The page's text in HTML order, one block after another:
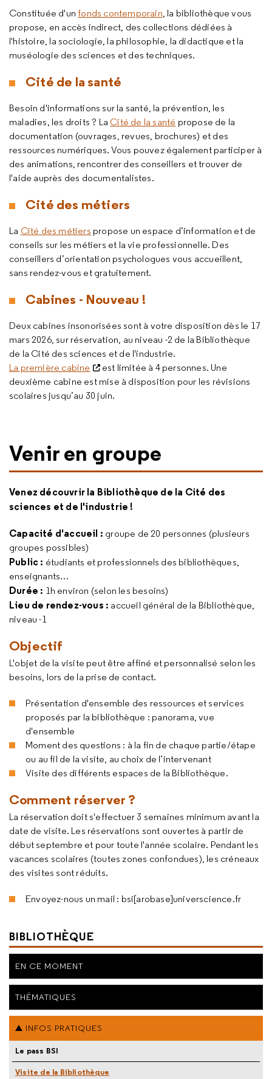
Constituée d'unfonds contemporain, la bibliothèque vous
propose, en accès indirect, des collections dédiées à
l'histoire, la sociologie, la philosophie, la didactique et la
muséologie des sciences et des techniques.
Cité de la santé
Besoin d'informations sur la santé, la prévention, les
maladies, les droits ? La Cité de la santé propose de la
documentation (ouvrages, revues, brochures) et des
ressources numériques. Vous pouvez également participer à
des animations, rencontrer des conseillers et trouver de
l'aide auprès des documentalistes.
Cité des métiers
La Cité des métiers propose un espace d’information et de
conseils sur les métiers et la vie professionnelle. Des
conseillers d’orientation psychologues vous accueillent,
sans rendez-vous et gratuitement.
Cabines - Nouveau !
Deux cabines insonorisées sont à votre disposition dès le 17
mars 2026, sur réservation, au niveau -2 de la Bibliothèque
de la Cité des sciences et de l'industrie.
La première cabine
est limitée à 4 personnes. Une
deuxième cabine est mise à disposition pour les révisions
scolaires jusqu’au 30 juin.
Venir en groupe
Venez découvrir la Bibliothèque de la Cité des
sciences et de l'industrie !
Capacité d'accueil : groupe de 20 personnes (plusieurs
groupes possibles)
Public : étudiants et professionnels des bibliothèques,
enseignants…
Durée : 1h environ (selon les besoins)
Lieu de rendez-vous : accueil général de la Bibliothèque,
niveau -1
Objectif
L'objet de la visite peut être affiné et personnalisé selon les
besoins, lors de la prise de contact.
Présentation d'ensemble des ressources et services
proposés par la bibliothèque : panorama, vue
d'ensemble
Moment des questions : à la fin de chaque partie/étape
ou au fil de la visite, au choix de l’intervenant
Visite des différents espaces de la Bibliothèque.
Comment réserver ?
La réservation doit s'effectuer 3 semaines minimum avant la
date de visite. Les réservations sont ouvertes à partir de
début septembre et pour toute l'année scolaire. Pendant les
vacances scolaires (toutes zones confondues), les créneaux
des visites sont réduits.
Envoyez-nous un mail : bsi[arobase]universcience.fr
BIBLIOTHÈQUE
EN CE MOMENT
THÉMATIQUES
INFOS PRATIQUES
Le pass BSI
Visite de la Bibliothèque